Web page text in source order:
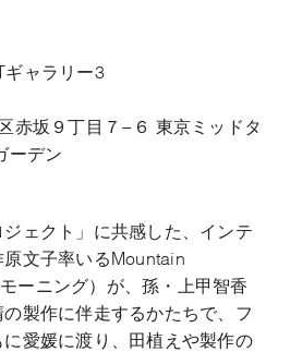
ギャラリー3
赤坂９丁目７−６ 東京ミッドタ
ーデン
ェクト」に共感した、インテ
原文子率いるMountain
ーニング）が、孫・上甲智香
製作に伴走するかたちで、フ
愛媛に渡り、田植えや製作の